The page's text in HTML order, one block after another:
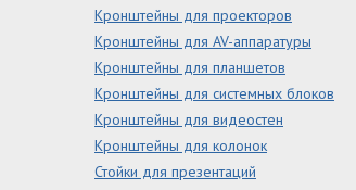
Кронштейны для проекторов
Кронштейны для AV-аппаратуры
Кронштейны для планшетов
Кронштейны для системных блоков
Кронштейны для видеостен
Кронштейны для колонок
Стойки для презентаций